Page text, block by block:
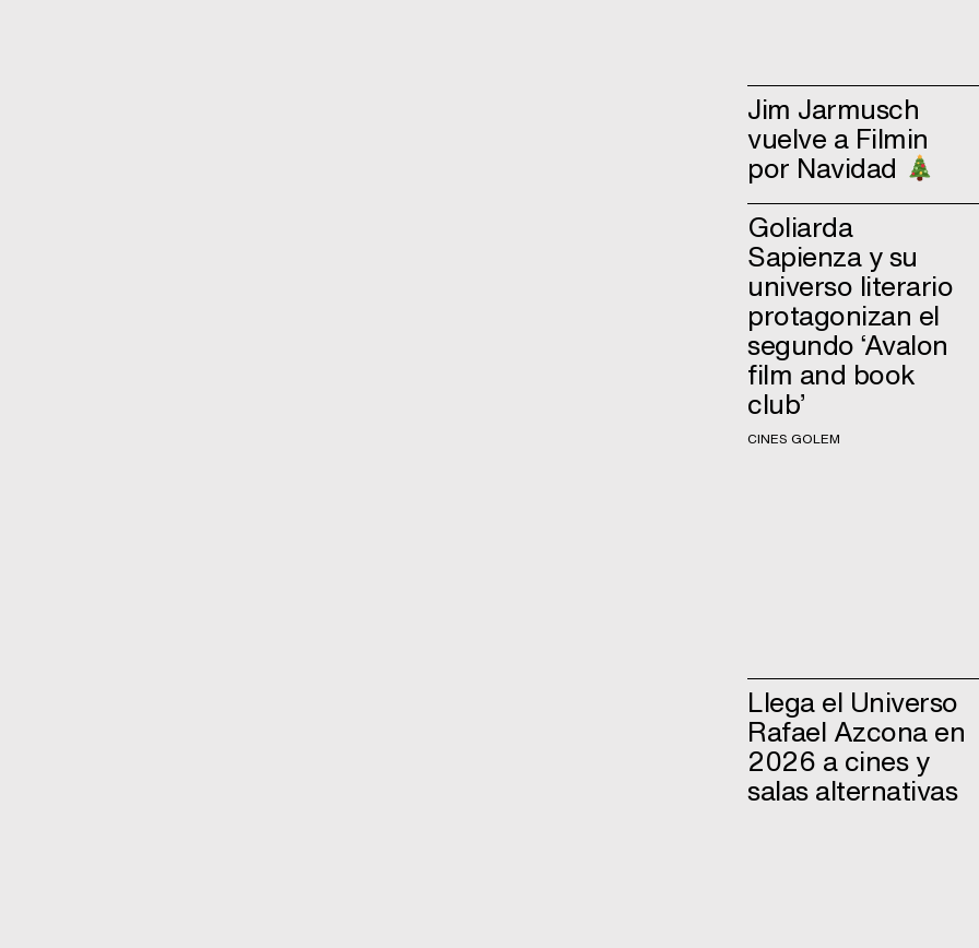
Jim Jarmusch
vuelve a Filmin
por Navidad
Goliarda
Sapienza y su
universo literario
protagonizan el
segundo ‘Avalon
film and book
club’
CINES GOLEM
Llega el Universo
Rafael Azcona en
2026 a cines y
salas alternativas